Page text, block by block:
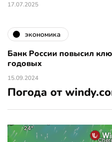
17.07.2025
экономика
Банк России повысил
годовых
15.09.2024
Погода от